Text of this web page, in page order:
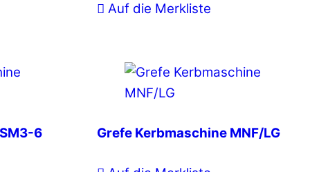
Auf die Merkliste
6 Grefe Kerbmaschine MNF/LG